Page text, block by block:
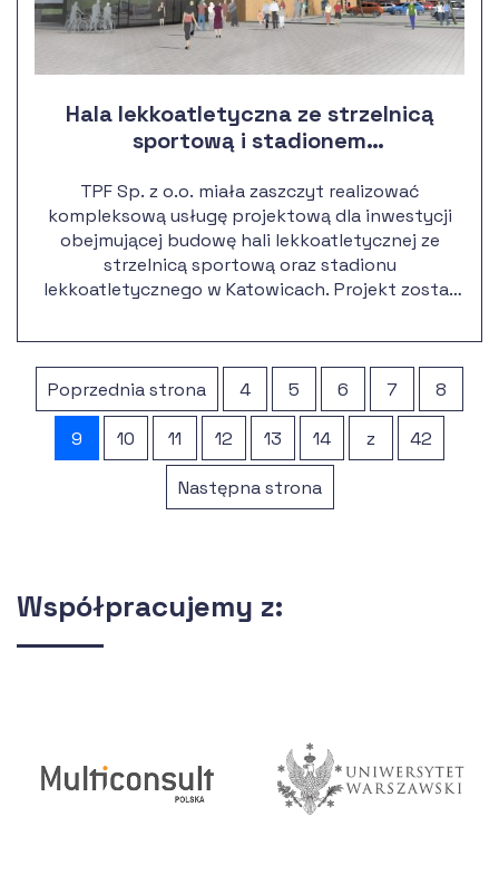
Hala lekkoatletyczna ze strzelnicą
sportową i stadionem
TPF Sp. z o.o. miała zaszczyt realizować
kompleksową usługę projektową dla inwestycji
obejmującej budowę hali lekkoatletycznej ze
strzelnicą sportową oraz stadionu
lekkoatletycznego w Katowicach. Projekt został
Kościuszki i Zgrzebnioka. W ramach umowy
wykonaliśmy pełną dokumentację projektową,
obejmującą projekt budowlany i wykonawczy, a
także specyfikacje techniczne, kosztorysy
inwestorskie i przedmiary robót. Naszym
zadaniem było również pełnienie nadzoru
autorskiego na etapie realizacji inwestycji.
Poprzednia strona 4 5 6 7 8
9 10 11 12 13 14 z 42
Następna strona
Współpracujemy z: